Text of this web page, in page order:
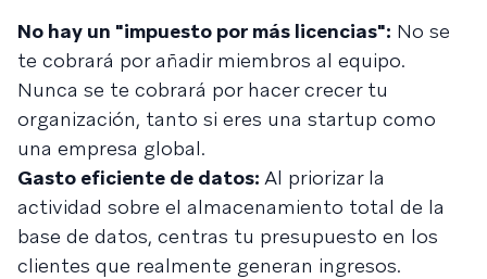
No hay un "impuesto por más licencias": No se
te cobrará por añadir miembros al equipo.
Nunca se te cobrará por hacer crecer tu
organización, tanto si eres una startup como
una empresa global.
Gasto eficiente de datos: Al priorizar la
actividad sobre el almacenamiento total de la
base de datos, centras tu presupuesto en los
clientes que realmente generan ingresos.